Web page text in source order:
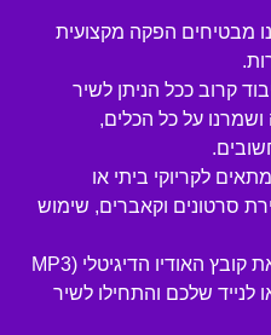
מבטיחים הפקה מקצועית
קרוב ככל הניתן לשיר
על כל הכלים,
לקריוקי ביתי או
סרטונים וקאברים, שימוש
הורידו את קובץ האודיו הדיגיטלי (MP3
לנייד שלכם והתחילו לשיר